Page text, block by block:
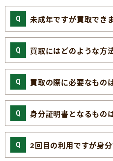
未成年ですが買取でき
買取にはどのような方
買取の際に必要なもの
身分証明書となるもの
2回目の利用ですが身